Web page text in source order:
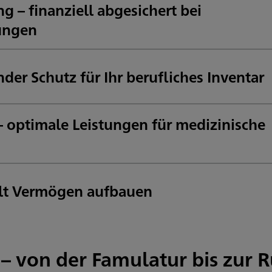
– finanziell abgesichert bei
Schutz für Ihr berufliches Inventar
optimale Leistungen für medizinische
Vermögen aufbauen
von der Famulatur bis zur